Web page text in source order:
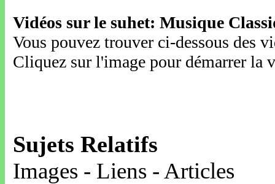
Vidéos sur le suhet: Musique
Vous pouvez trouver ci-dessous des
Cliquez sur l'image pour démarrer la
Sujets Relatifs
Images - Liens - Articles